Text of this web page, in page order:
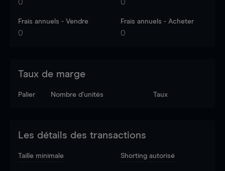
0 0
Frais annuels - Vendre
0
Frais annuels - Acheter
0
Taux de marge
Palier Nombre d’unités Taux
Les détails des transactions
Taille minimale Shorting autorisé